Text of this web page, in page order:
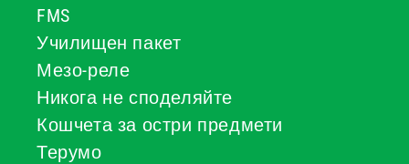
FMS
Училищен пакет
Мезо-реле
Никога не споделяйте
Кошчета за остри предмети
Терумо